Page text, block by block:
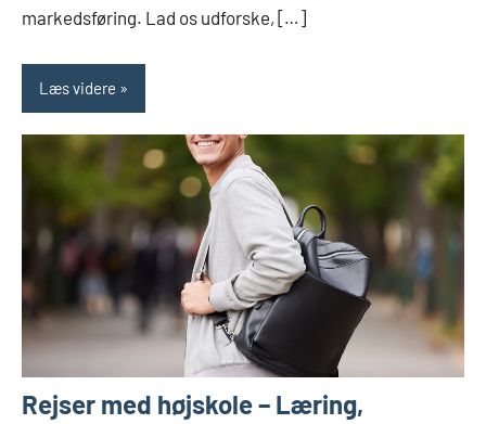
markedsføring. Lad os udforske, […]
Læs videre
Rejser med højskole – Læring,